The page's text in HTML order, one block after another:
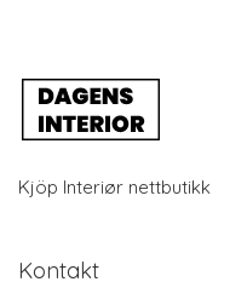
Kjöp Interiør nettbutikk
Kontakt